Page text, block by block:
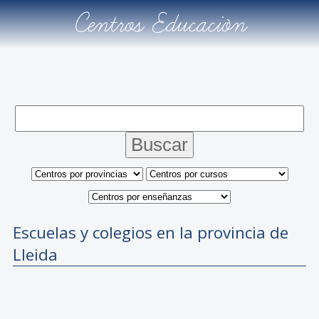
Centros Educación
Escuelas y colegios en la provincia de
Lleida